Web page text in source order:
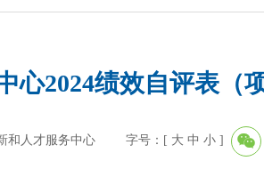
心2024绩效自评表（
和人才服务中心 字号：[ 大 中 小 ]